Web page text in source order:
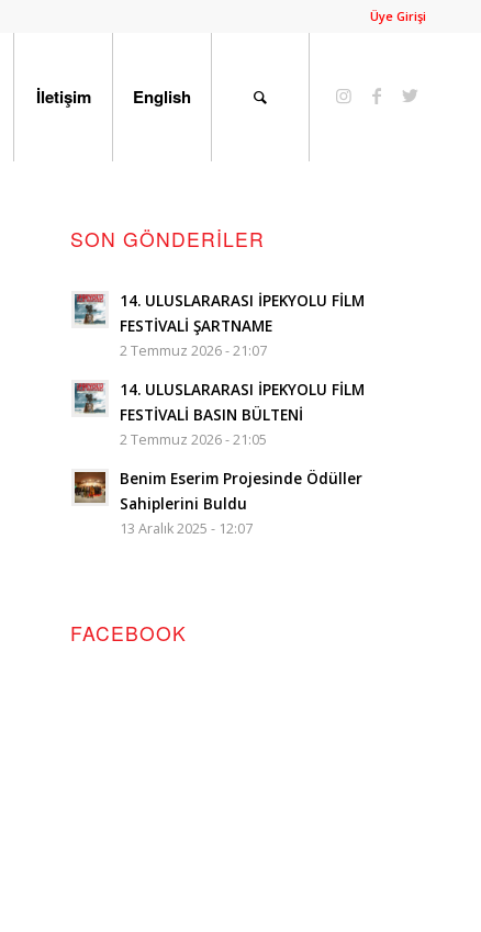
Üye Girişi
İletişim English
SON GÖNDERILER
14. ULUSLARARASI İPEKYOLU FİLM
FESTİVALİ ŞARTNAME
2 Temmuz 2026 - 21:07
14. ULUSLARARASI İPEKYOLU FİLM
FESTİVALİ BASIN BÜLTENİ
2 Temmuz 2026 - 21:05
Benim Eserim Projesinde Ödüller
Sahiplerini Buldu
13 Aralık 2025 - 12:07
FACEBOOK